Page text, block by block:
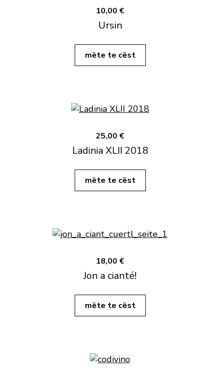
10,00 €
Ursin
mëte te cëst
25,00 €
Ladinia XLII 2018
mëte te cëst
18,00 €
Jon a cianté!
mëte te cëst